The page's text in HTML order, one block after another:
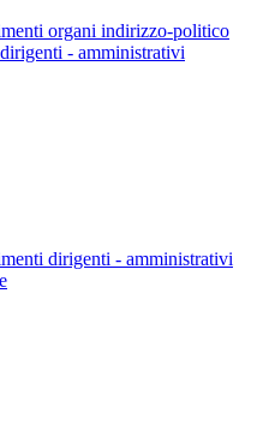
organi indirizzo-politico
- amministrativi
dirigenti - amministrativi